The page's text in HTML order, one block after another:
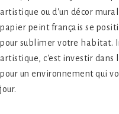
artistique ou d'un décor
papier peint français se
pour sublimer votre habitat.
artistique, c'est investir dans
pour un environnement qui
jour.